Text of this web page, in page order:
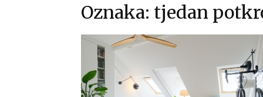
Oznaka: tjedan